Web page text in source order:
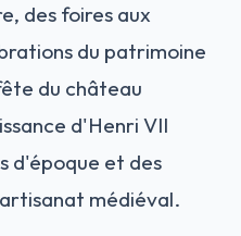
des foires aux
du patrimoine
du château
d'Henri VII
d'époque et des
médiéval.